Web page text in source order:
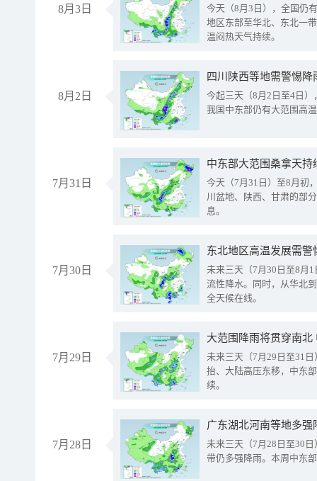
8月3日
今天（8月3日），全国仍
地区东部至华北、东北一
温闷热天气持续。
8月2日
今起三天（8月2日至4日
我国中东部仍有大范围高
7月31日
中东部大范围桑拿天
今天（7月31日）至8月初
川盆地、陕西、甘肃的部
息。
7月30日
东北地区高温发展需
未来三天（7月30日至8月
流性降水。同时，从华北
全天候在线。
7月29日
大范围降雨将贯穿南
未来三天（7月29日至31
抬、大陆高压东移，中东
续。
7月28日
广东湖北河南等地多
未来三天（7月28日至30
带仍多强降雨。本周中东